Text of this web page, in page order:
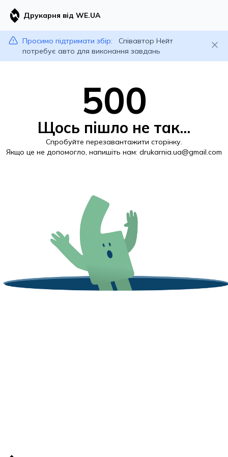
Друкарня від WE.UA
Просимо підтримати збір:
Співавтор Нейт
потребує авто для виконання завдань
500
Щось пішло не так...
Спробуйте перезавантажити сторінку.
Якщо це не допомогло, напишіть нам: drukarnia.ua@gmail.com